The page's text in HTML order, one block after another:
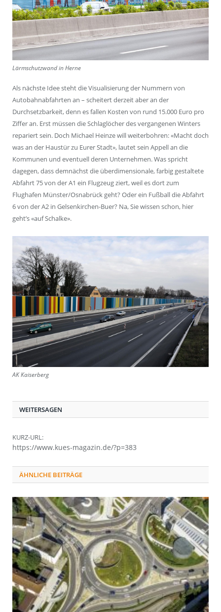
Lärmschutzwand in Herne
Als nächste Idee steht die Visualisierung der Nummern von
Autobahnabfahrten an – scheitert derzeit aber an der
Durchsetzbarkeit, denn es fallen Kosten von rund 15.000 Euro pro
Ziffer an. Erst müssen die Schlaglöcher des vergangenen Winters
repariert sein. Doch Michael Heinze will weiterbohren: «Macht doch
was an der Haustür zu Eurer Stadt», lautet sein Appell an die
Kommunen und eventuell deren Unternehmen. Was spricht
dagegen, dass demnächst die überdimensionale, farbig gestaltete
Abfahrt 75 von der A1 ein Flugzeug ziert, weil es dort zum
Flughafen Münster/Osnabrück geht? Oder ein Fußball die Abfahrt
6 von der A2 in Gelsenkirchen-Buer? Na, Sie wissen schon, hier
geht’s «auf Schalke».
AK Kaiserberg
WEITERSAGEN
KURZ-URL:
https://www.kues-magazin.de/?p=383
ÄHNLICHE BEITRÄGE